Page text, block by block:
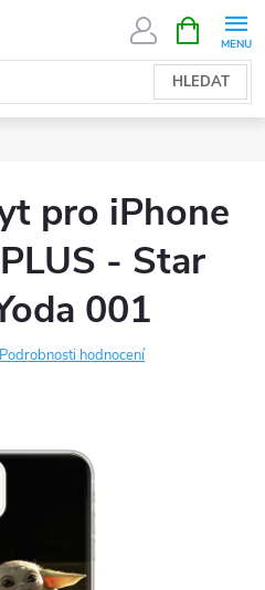
HLEDAT
NÁKUPNÍ
KOŠÍK
pro iPhone
- Star
001
Podrobnosti hodnocení